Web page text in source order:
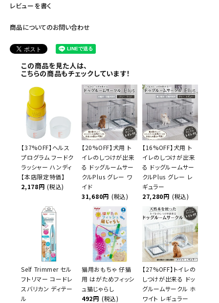
レビューを書く
商品についてのお問い合わせ
この商品を見た人は、
こちらの商品もチェックしています！
【37%OFF】ヘルス
プログラム フードク
ラッシャー ハンディ
【本店限定特価】
2,178円 (税込)
【20%OFF】犬用 ト
イレのしつけが出来
る ドッグルームサー
クルPlus グレー ワ
イド
31,680円 (税込)
【16%OFF】犬用 ト
イレのしつけが出来
る ドッグルームサー
クルPlus グレー レ
ギュラー
27,280円 (税込)
Self Trimmer セル
フトリマー コードレ
スバリカン ディテー
ル
猫用おもちゃ 仔猫
用 はがためフィッシ
ュ猫じゃらし
492円 (税込)
【27%OFF】トイレの
しつけが出来る ドッ
グルームサークル ホ
ワイト レギュラー